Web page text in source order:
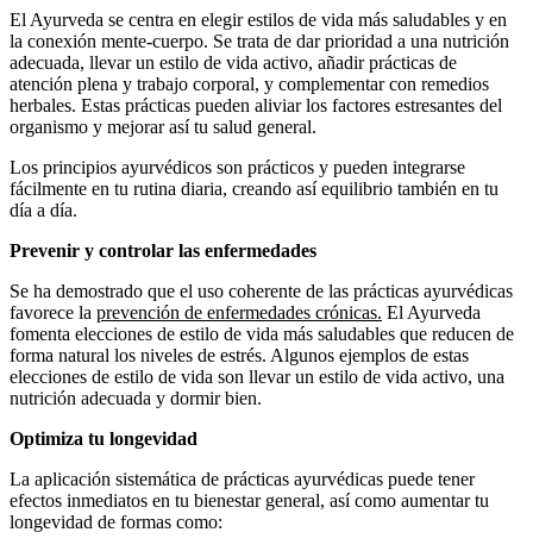
El Ayurveda se centra en elegir estilos de vida más saludables y en
la conexión mente-cuerpo. Se trata de dar prioridad a una nutrición
adecuada, llevar un estilo de vida activo, añadir prácticas de
atención plena y trabajo corporal, y complementar con remedios
herbales. Estas prácticas pueden aliviar los factores estresantes del
organismo y mejorar así tu salud general.
Los principios ayurvédicos son prácticos y pueden integrarse
fácilmente en tu rutina diaria, creando así equilibrio también en tu
día a día.
Prevenir y controlar las enfermedades
Se ha demostrado que el uso coherente de las prácticas ayurvédicas
favorece la prevención de enfermedades crónicas. El Ayurveda
fomenta elecciones de estilo de vida más saludables que reducen de
forma natural los niveles de estrés. Algunos ejemplos de estas
elecciones de estilo de vida son llevar un estilo de vida activo, una
nutrición adecuada y dormir bien.
Optimiza tu longevidad
La aplicación sistemática de prácticas ayurvédicas puede tener
efectos inmediatos en tu bienestar general, así como aumentar tu
longevidad de formas como: